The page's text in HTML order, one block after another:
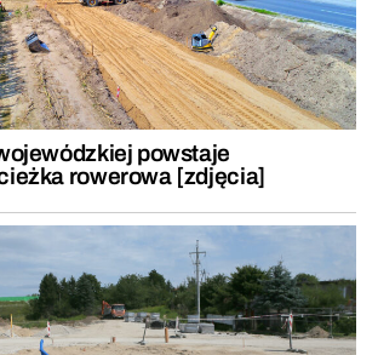
powstaje
rowerowa [zdjęcia]